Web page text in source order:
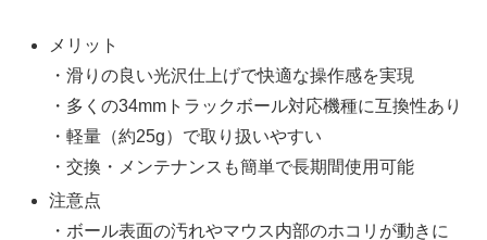
メリット
・滑りの良い光沢仕上げで快適な操作感を実現
・多くの34mmトラックボール対応機種に互換性あり
・軽量（約25g）で取り扱いやすい
・交換・メンテナンスも簡単で長期間使用可能
注意点
・ボール表面の汚れやマウス内部のホコリが動きに